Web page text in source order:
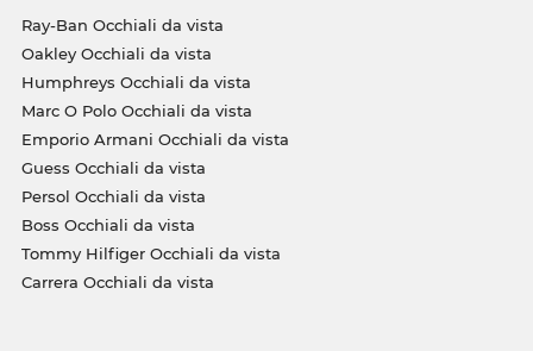
Ray-Ban Occhiali da vista
Oakley Occhiali da vista
Humphreys Occhiali da vista
Marc O Polo Occhiali da vista
Emporio Armani Occhiali da vista
Guess Occhiali da vista
Persol Occhiali da vista
Boss Occhiali da vista
Tommy Hilfiger Occhiali da vista
Carrera Occhiali da vista